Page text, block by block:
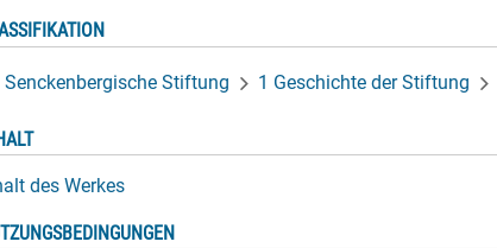
Senckenbergische Stiftung 1 Geschichte der Stiftung
des Werkes